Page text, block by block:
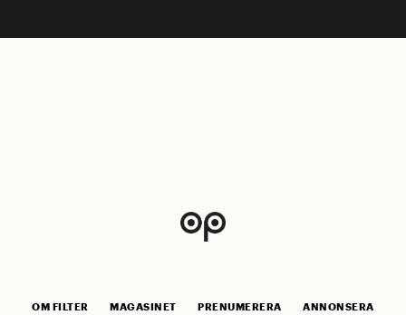
OM FILTER MAGASINET PRENUMERERA ANNONSERA